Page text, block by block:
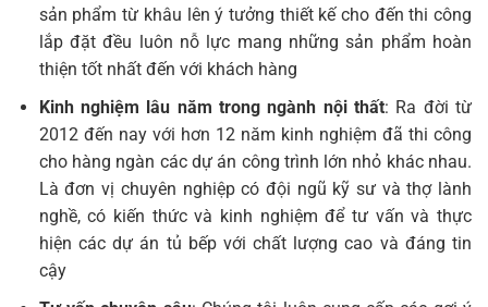
sản phẩm từ khâu lên ý tưởng thiết kế cho đến thi công
lắp đặt đều luôn nỗ lực mang những sản phẩm hoàn
thiện tốt nhất đến với khách hàng
Kinh nghiệm lâu năm trong ngành nội thất: Ra đời từ
2012 đến nay với hơn 12 năm kinh nghiệm đã thi công
cho hàng ngàn các dự án công trình lớn nhỏ khác nhau.
Là đơn vị chuyên nghiệp có đội ngũ kỹ sư và thợ lành
nghề, có kiến thức và kinh nghiệm để tư vấn và thực
hiện các dự án tủ bếp với chất lượng cao và đáng tin
cậy